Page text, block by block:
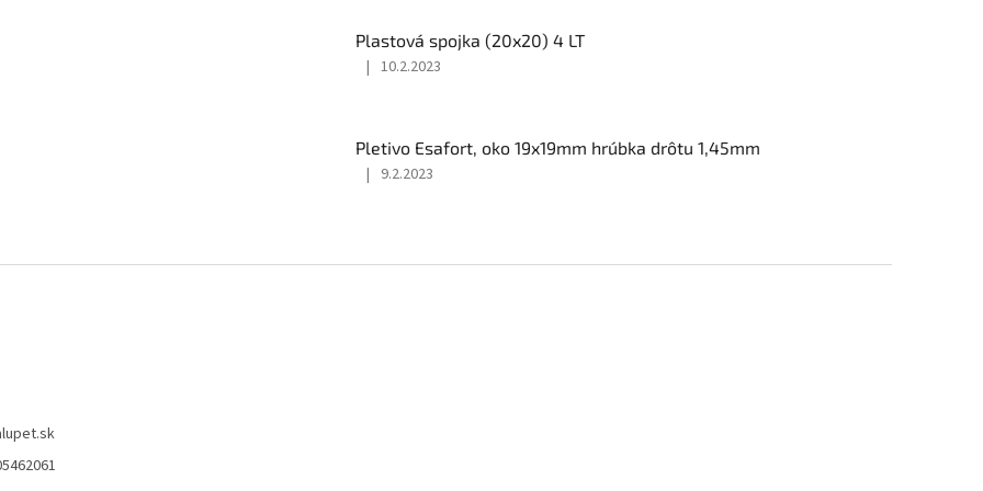
Plastová spojka (20x20) 4 LT
Hodnotenie
5
z
| 10.2.2023
Pletivo Esafort, oko 19x19mm hrúbka drôtu 1,45mm
Hodnotenie
z
| 9.2.2023